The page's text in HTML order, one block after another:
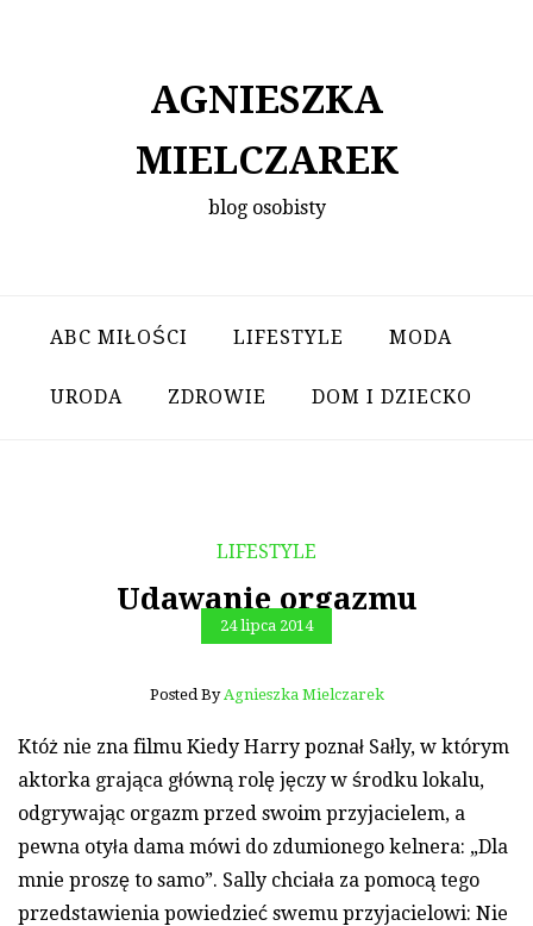
AGNIESZKA
MIELCZAREK
blog osobisty
ABC MIŁOŚCI LIFESTYLE MODA
URODA ZDROWIE DOM I DZIECKO
LIFESTYLE
Udawanie orgazmu
24 lipca 2014
Posted By Agnieszka Mielczarek
Któż nie zna filmu Kiedy Harry poznał Sałly, w którym
aktorka grająca główną rolę jęczy w środku lokalu,
odgrywając orgazm przed swoim przyjacielem, a
pewna otyła dama mówi do zdumionego kelnera: „Dla
mnie proszę to samo”. Sally chciała za pomocą tego
przedstawienia powiedzieć swemu przyjacielowi: Nie